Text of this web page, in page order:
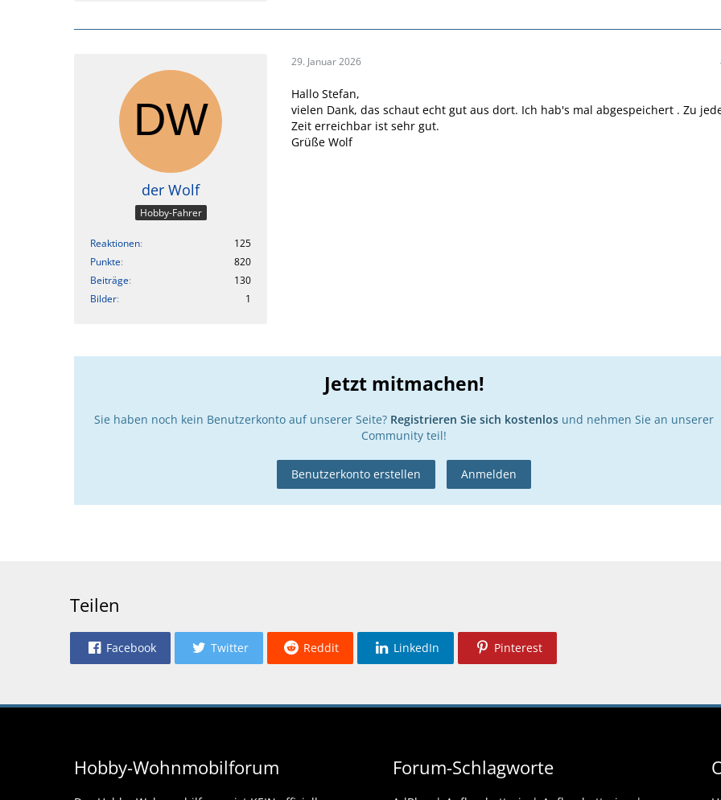
der Wolf
Hobby-Fahrer
Reaktionen
125
Punkte
820
Beiträge
130
Bilder
1
29. Januar 2026
Hallo Stefan,
vielen Dank, das schaut echt gut aus dort. Ich hab's mal abgespeichert . Zu
Zeit erreichbar ist sehr gut.
Grüße Wolf
Jetzt mitmachen!
Sie haben noch kein Benutzerkonto auf unserer Seite? Registrieren Sie sich kostenlos und nehmen Sie an unserer
Community teil!
Benutzerkonto erstellen Anmelden
Teilen
Facebook Twitter Reddit LinkedIn Pinterest
Hobby-Wohnmobilforum Forum-Schlagworte